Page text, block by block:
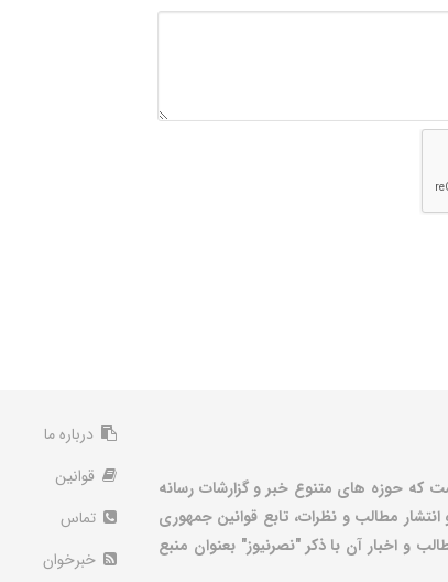
که حوزه های متنوع خبر و گزارشات رسانه
مطالب و نظرات، تابع قوانین جمهوری
و اخبار آن با ذکر "نصرنیوز" بعنوان منبع
درباره ما
قوانین
تماس
خبرخوان